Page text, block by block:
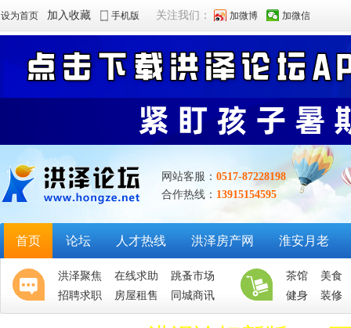
设为首页 加入收藏 手机版 关注我们： 加微博 加微信
网站客服： 0517-87228198
合作热线： 13915154595
首页 论坛 人才热线 洪泽房产网 淮安月老
洪泽聚焦 在线求助
跳蚤市场
招聘求职
房屋租售 同城商讯
茶馆
美食
健身
装修